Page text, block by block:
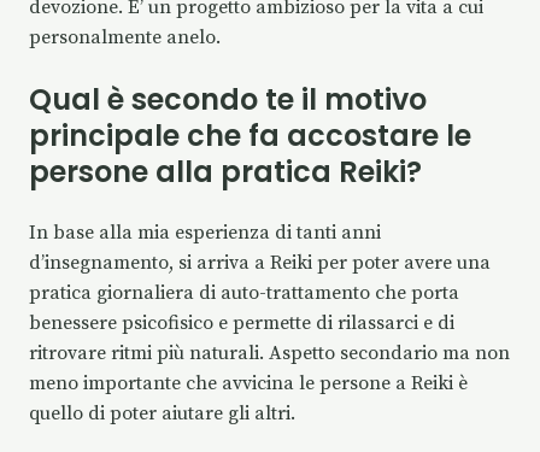
devozione. E’ un progetto ambizioso per la vita a cui
personalmente anelo.
Qual è secondo te il motivo
principale che fa accostare le
persone alla pratica Reiki?
In base alla mia esperienza di tanti anni
d’insegnamento, si arriva a Reiki per poter avere una
pratica giornaliera di auto-trattamento che porta
benessere psicofisico e permette di rilassarci e di
ritrovare ritmi più naturali. Aspetto secondario ma non
meno importante che avvicina le persone a Reiki è
quello di poter aiutare gli altri.